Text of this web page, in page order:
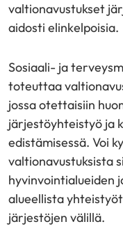
valtionavustukset
aidosti elinkelpoisia.
Sosiaali- ja
toteuttaa
jossa otettaisiin
järjestöyhteistyö ja
edistämisessä. Voi
valtionavustuksista
hyvinvointialueiden
alueellista
järjestöjen välillä.